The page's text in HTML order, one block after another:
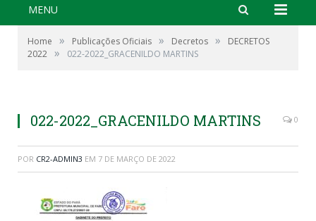
MENU
Home » Publicações Oficiais » Decretos »
DECRETOS
2022 » 022-2022_GRACENILDO MARTINS
022-2022_GRACENILDO MARTINS 0
POR CR2-ADMIN3 EM 7 DE MARÇO DE 2022